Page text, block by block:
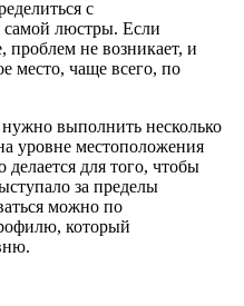
с
люстры. Если
проблем не возникает, и
место, чаще всего, по
выполнить несколько
уровне местоположения
делается для того, чтобы
за пределы
можно по
который